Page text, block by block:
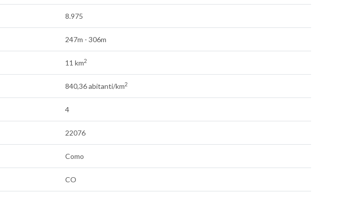
8.975
247m - 306m
11 km2
840,36 abitanti/km2
4
22076
Como
CO